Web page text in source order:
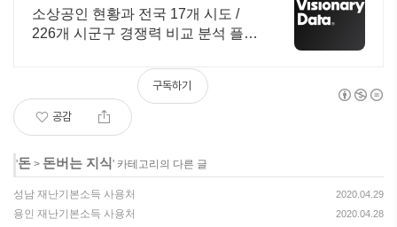
역정책 수립
소상공인 현황과 전국 17개 시도 /
226개 시군구 경쟁력 비교 분석 플랫
공감
구독하기
'돈 > 돈버는 지식' 카테고리의 다른 글
성남 재난기본소득 사용처 2020.04.29
용인 재난기본소득 사용처 2020.04.28